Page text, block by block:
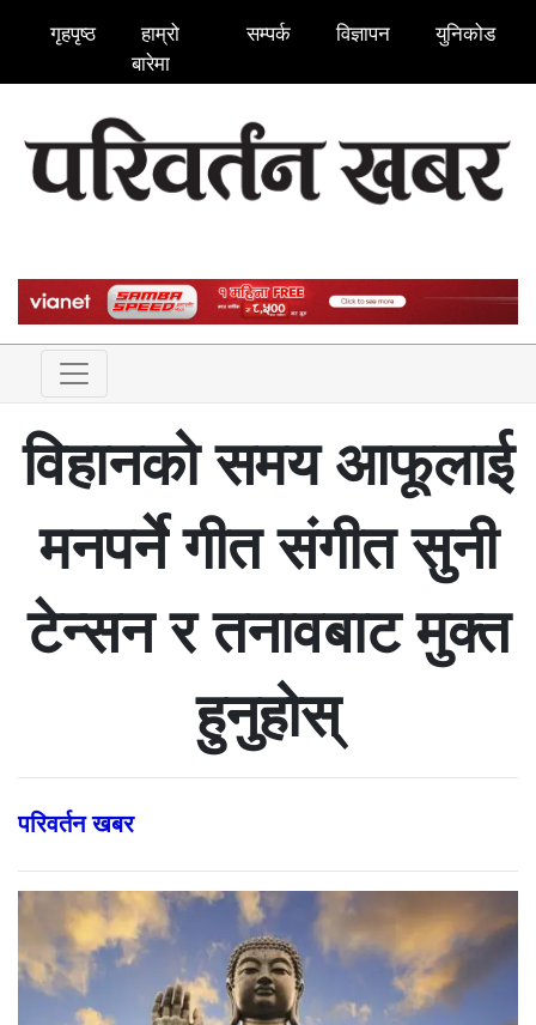
गृहपृष्ठ
हाम्रो
बारेमा
सम्पर्क विज्ञापन युनिकोड
विहानको समय आफूलाई
मनपर्ने गीत संगीत सुनी
टेन्सन र तनावबाट मुक्त
हुनुहोस्
परिवर्तन खबर